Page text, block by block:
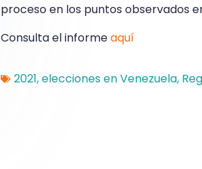
proceso en los puntos observados
Consulta el informeaquí
2021,elecciones en Venezuela,